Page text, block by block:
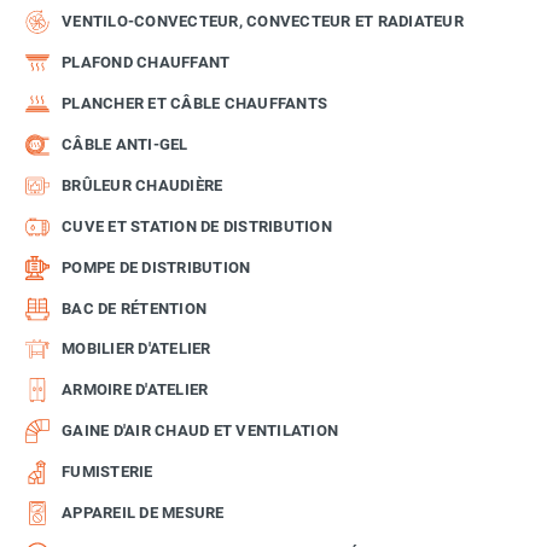
VENTILO-CONVECTEUR, CONVECTEUR ET RADIATEUR
PLAFOND CHAUFFANT
PLANCHER ET CÂBLE CHAUFFANTS
CÂBLE ANTI-GEL
BRÛLEUR CHAUDIÈRE
CUVE ET STATION DE DISTRIBUTION
POMPE DE DISTRIBUTION
BAC DE RÉTENTION
MOBILIER D'ATELIER
ARMOIRE D'ATELIER
GAINE D'AIR CHAUD ET VENTILATION
FUMISTERIE
APPAREIL DE MESURE